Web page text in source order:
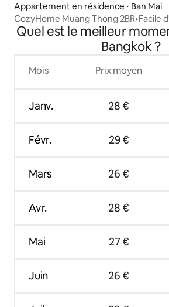
Appartement en résidence ⋅ Ban Mai
CozyHome Muang Thong 2BR•Facile
Quel est le meilleur
Bangkok ?
Mois
Janv.
Févr.
Mars
Avr.
Mai
Juin
Prix moyen
28 €
29 €
26 €
28 €
27 €
26 €